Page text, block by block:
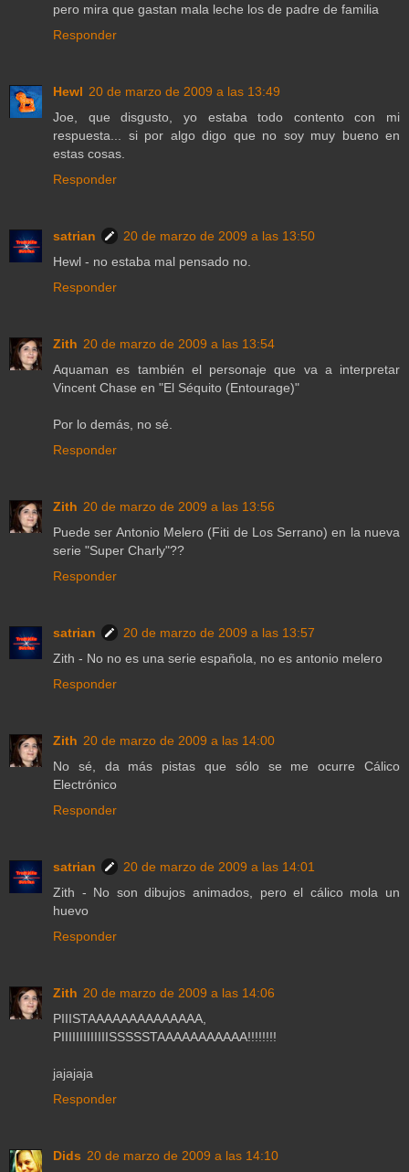
pero mira que gastan mala leche los de padre de familia
Responder
Hewl 20 de marzo de 2009 a las 13:49
Joe, que disgusto, yo estaba todo contento con mi
respuesta... si por algo digo que no soy muy bueno en
estas cosas.
Responder
satrian
20 de marzo de 2009 a las 13:50
Hewl - no estaba mal pensado no.
Responder
Zith 20 de marzo de 2009 a las 13:54
Aquaman es también el personaje que va a interpretar
Vincent Chase en "El Séquito (Entourage)"
Por lo demás, no sé.
Responder
Zith 20 de marzo de 2009 a las 13:56
Puede ser Antonio Melero (Fiti de Los Serrano) en la nueva
serie "Super Charly"??
Responder
satrian
20 de marzo de 2009 a las 13:57
Zith - No no es una serie española, no es antonio melero
Responder
Zith 20 de marzo de 2009 a las 14:00
No sé, da más pistas que sólo se me ocurre Cálico
Electrónico
Responder
satrian
20 de marzo de 2009 a las 14:01
Zith - No son dibujos animados, pero el cálico mola un
huevo
Responder
Zith 20 de marzo de 2009 a las 14:06
PIIISTAAAAAAAAAAAAAA,
PIIIIIIIIIIIIISSSSSTAAAAAAAAAAA!!!!!!!!
jajajaja
Responder
Dids 20 de marzo de 2009 a las 14:10